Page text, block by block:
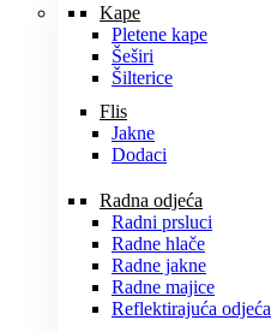
Kape
Pletene kape
Šeširi
Šilterice
Flis
Jakne
Dodaci
Radna odjeća
Radni prsluci
Radne hlače
Radne jakne
Radne majice
Reflektirajuća odjeća